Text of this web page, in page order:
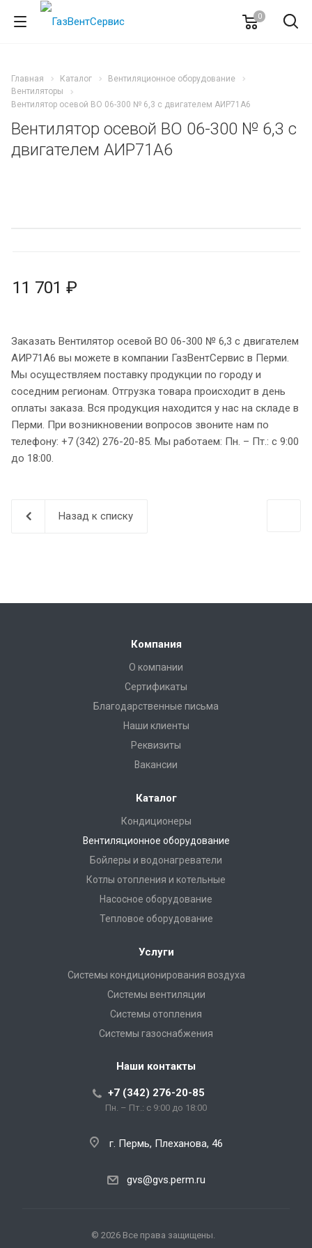
0
Главная Каталог
Вентиляционное оборудование
Вентиляторы
Вентилятор осевой ВО 06-300 № 6,3 с двигателем АИР71А6
Вентилятор осевой ВО 06-300 № 6,3 с
двигателем АИР71А6
11 701 ₽
Заказать Вентилятор осевой ВО 06-300 № 6,3 с двигателем
АИР71А6 вы можете в компании ГазВентСервис в Перми.
Мы осуществляем поставку продукции по городу и
соседним регионам. Отгрузка товара происходит в день
оплаты заказа. Вся продукция находится у нас на складе в
Перми. При возникновении вопросов звоните нам по
телефону: +7 (342) 276-20-85. Мы работаем: Пн. – Пт.: с 9:00
до 18:00.
Назад к списку
Компания
О компании
Сертификаты
Благодарственные письма
Наши клиенты
Реквизиты
Вакансии
Каталог
Кондиционеры
Вентиляционное оборудование
Бойлеры и водонагреватели
Котлы отопления и котельные
Насосное оборудование
Тепловое оборудование
Услуги
Системы кондиционирования воздуха
Системы вентиляции
Системы отопления
Системы газоснабжения
Наши контакты
+7 (342) 276-20-85
Пн. – Пт.: с 9:00 до 18:00
г. Пермь, Плеханова, 46
gvs@gvs.perm.ru
© 2026 Все права защищены.